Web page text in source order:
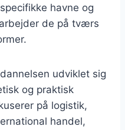
havne og
de på tværs
udviklet sig
og praktisk
på logistik,
handel,